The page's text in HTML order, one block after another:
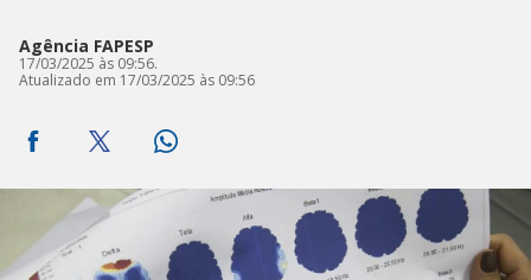
Agência FAPESP
17/03/2025 às 09:56.
Atualizado em 17/03/2025 às 09:56